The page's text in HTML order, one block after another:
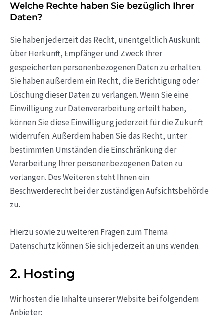
Welche Rechte haben Sie bezüglich Ihrer
Daten?
Sie haben jederzeit das Recht, unentgeltlich Auskunft
über Herkunft, Empfänger und Zweck Ihrer
gespeicherten personenbezogenen Daten zu erhalten.
Sie haben außerdem ein Recht, die Berichtigung oder
Löschung dieser Daten zu verlangen. Wenn Sie eine
Einwilligung zur Datenverarbeitung erteilt haben,
können Sie diese Einwilligung jederzeit für die Zukunft
widerrufen. Außerdem haben Sie das Recht, unter
bestimmten Umständen die Einschränkung der
Verarbeitung Ihrer personenbezogenen Daten zu
verlangen. Des Weiteren steht Ihnen ein
Beschwerderecht bei der zuständigen Aufsichtsbehörde
zu.
Hierzu sowie zu weiteren Fragen zum Thema
Datenschutz können Sie sich jederzeit an uns wenden.
2. Hosting
Wir hosten die Inhalte unserer Website bei folgendem
Anbieter: